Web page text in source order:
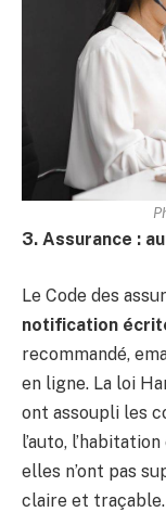
3. Assurance :
Le Code des
notification
recommandé,
en ligne. La loi
ont assoupli les
l’auto,
elles n’ont pas
claire et